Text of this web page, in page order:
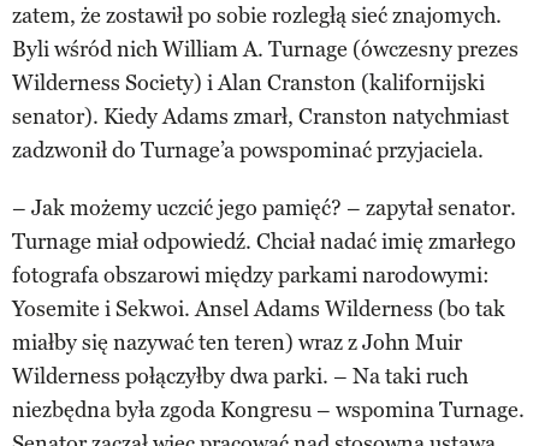
zatem, że zostawił po sobie rozległą sieć znajomych.
Byli wśród nich William A. Turnage (ówczesny prezes
Wilderness Society) i Alan Cranston (kalifornijski
senator). Kiedy Adams zmarł, Cranston natychmiast
zadzwonił do Turnage’a powspominać przyjaciela.
– Jak możemy uczcić jego pamięć? – zapytał senator.
Turnage miał odpowiedź. Chciał nadać imię zmarłego
fotografa obszarowi między parkami narodowymi:
Yosemite i Sekwoi. Ansel Adams Wilderness (bo tak
miałby się nazywać ten teren) wraz z John Muir
Wilderness połączyłby dwa parki. – Na taki ruch
niezbędna była zgoda Kongresu – wspomina Turnage.